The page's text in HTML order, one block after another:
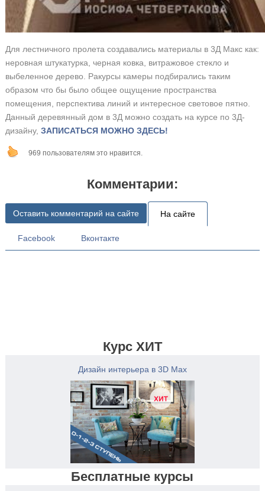
Для лестничного пролета создавались материалы в 3Д Макс как:
неровная штукатурка, черная ковка, витражовое стекло и
выбеленное дерево. Ракурсы камеры подбирались таким
образом что бы было общее ощущение пространства
помещения, перспектива линий и интересное световое пятно.
Данный деревянный дом в 3Д можно создать на курсе по 3Д-
дизайну, ЗАПИСАТЬСЯ МОЖНО ЗДЕСЬ!
969 пользователям это нравится.
Комментарии:
Оставить комментарий на сайте На сайте
Facebook Вконтакте
Курс ХИТ
Дизайн интерьера в 3D Max
Бесплатные курсы